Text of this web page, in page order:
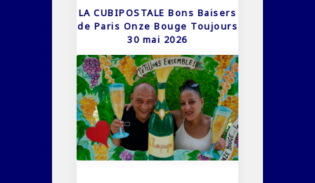
LA CUBIPOSTALE Bons Baisers
de Paris Onze Bouge Toujours
30 mai 2026